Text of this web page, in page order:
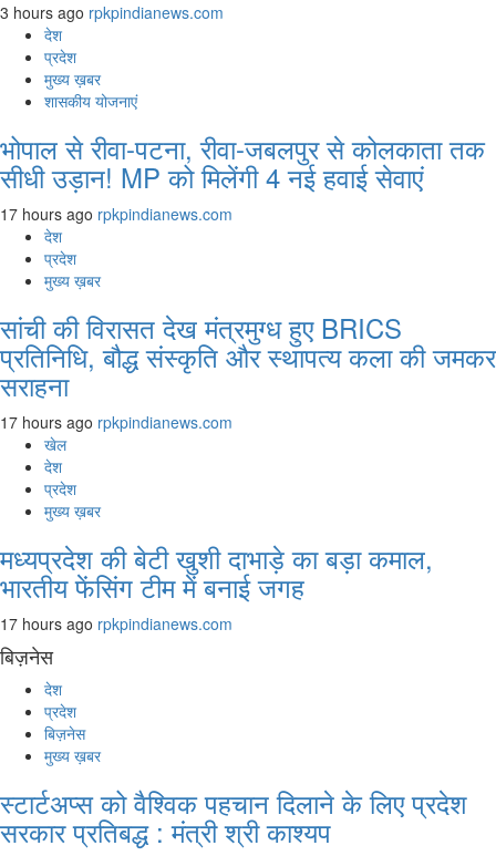
3 hours ago rpkpindianews.com
देश
प्रदेश
मुख्य ख़बर
शासकीय योजनाएं
भोपाल से रीवा-पटना, रीवा-जबलपुर से कोलकाता तक
सीधी उड़ान! MP को मिलेंगी 4 नई हवाई सेवाएं
17 hours ago rpkpindianews.com
देश
प्रदेश
मुख्य ख़बर
सांची की विरासत देख मंत्रमुग्ध हुए BRICS
प्रतिनिधि, बौद्ध संस्कृति और स्थापत्य कला की जमकर
सराहना
17 hours ago rpkpindianews.com
खेल
देश
प्रदेश
मुख्य ख़बर
मध्यप्रदेश की बेटी खुशी दाभाड़े का बड़ा कमाल,
भारतीय फेंसिंग टीम में बनाई जगह
17 hours ago rpkpindianews.com
बिज़नेस
देश
प्रदेश
बिज़नेस
मुख्य ख़बर
स्टार्टअप्स को वैश्विक पहचान दिलाने के लिए प्रदेश
सरकार प्रतिबद्ध : मंत्री श्री काश्यप